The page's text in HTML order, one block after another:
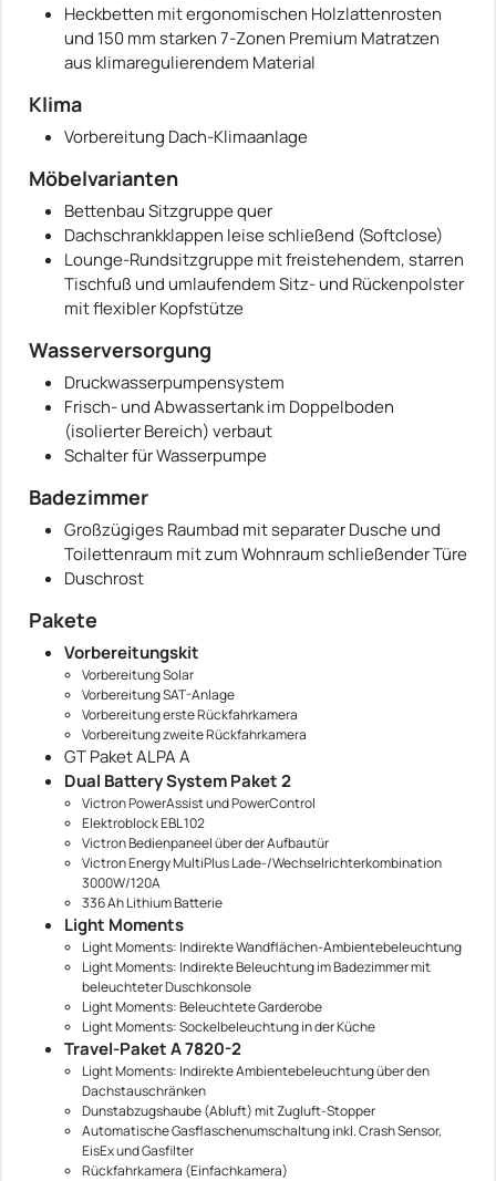
Heckbetten mit ergonomischen Holzlattenrosten
und 150 mm starken 7-Zonen Premium Matratzen
aus klimaregulierendem Material
Klima
Vorbereitung Dach-Klimaanlage
Möbelvarianten
Bettenbau Sitzgruppe quer
Dachschrankklappen leise schließend (Softclose)
Lounge-Rundsitzgruppe mit freistehendem, starren
Tischfuß und umlaufendem Sitz- und Rückenpolster
mit flexibler Kopfstütze
Wasserversorgung
Druckwasserpumpensystem
Frisch- und Abwassertank im Doppelboden
(isolierter Bereich) verbaut
Schalter für Wasserpumpe
Badezimmer
Großzügiges Raumbad mit separater Dusche und
Toilettenraum mit zum Wohnraum schließender Türe
Duschrost
Pakete
Vorbereitungskit
Vorbereitung Solar
Vorbereitung SAT-Anlage
Vorbereitung erste Rückfahrkamera
Vorbereitung zweite Rückfahrkamera
GT Paket ALPA A
Dual Battery System Paket 2
Victron PowerAssist und PowerControl
Elektroblock EBL 102
Victron Bedienpaneel über der Aufbautür
Victron Energy MultiPlus Lade-/Wechselrichterkombination
3000W/120A
336 Ah Lithium Batterie
Light Moments
Light Moments: Indirekte Wandflächen-Ambientebeleuchtung
Light Moments: Indirekte Beleuchtung im Badezimmer mit
beleuchteter Duschkonsole
Light Moments: Beleuchtete Garderobe
Light Moments: Sockelbeleuchtung in der Küche
Travel-Paket A 7820-2
Light Moments: Indirekte Ambientebeleuchtung über den
Dachstauschränken
Dunstabzugshaube (Abluft) mit Zugluft-Stopper
Automatische Gasflaschenumschaltung inkl. Crash Sensor,
EisEx und Gasfilter
Rückfahrkamera (Einfachkamera)